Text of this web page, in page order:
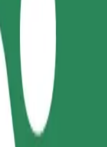
Piotrkowska
გადაადგილების